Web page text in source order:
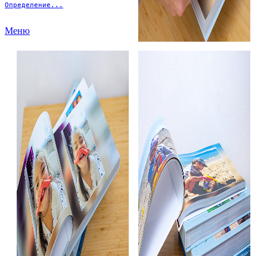
Определение...
Меню